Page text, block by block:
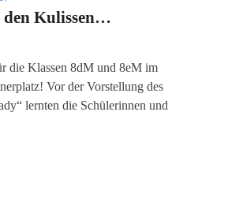
Kulissen…
die Klassen 8dM und 8eM im
Vor der Vorstellung des
lernten die Schülerinnen und